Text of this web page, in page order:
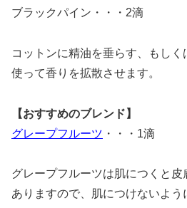
ブラックパイン・・・2滴
コットンに精油を垂らす、もし
使って香りを拡散させます。
【おすすめのブレンド】
グレープフルーツ ・・・1滴
グレープフルーツは肌につくと
ありますので、肌につけないよう